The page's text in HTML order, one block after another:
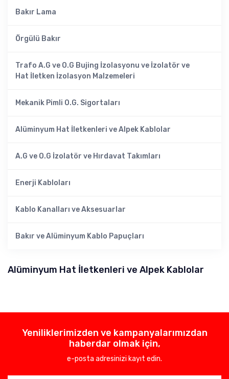
Bakır Lama
Örgülü Bakır
Trafo A.G ve O.G Bujing İzolasyonu ve İzolatör ve
Hat İletken İzolasyon Malzemeleri
Mekanik Pimli O.G. Sigortaları
Alüminyum Hat İletkenleri ve Alpek Kablolar
A.G ve O.G İzolatör ve Hırdavat Takımları
Enerji Kabloları
Kablo Kanalları ve Aksesuarlar
Bakır ve Alüminyum Kablo Papuçları
Alüminyum Hat İletkenleri ve Alpek Kablolar
Yeniliklerimizden ve kampanyalarımızdan
haberdar olmak için,
e-posta adresinizi kayıt edin.